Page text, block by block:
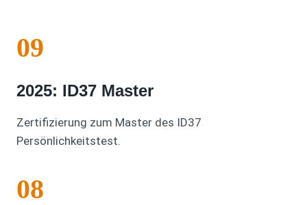
09
2025: ID37 Master
Zertifizierung zum Master des ID37
Persönlichkeitstest.
08